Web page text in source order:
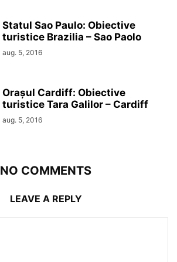
Statul Sao Paulo: Obiective
turistice Brazilia – Sao Paolo
aug. 5, 2016
Orașul Cardiff: Obiective
turistice Tara Galilor – Cardiff
aug. 5, 2016
NO COMMENTS
LEAVE A REPLY